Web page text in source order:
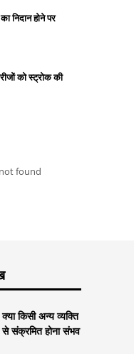
निदान होने पर
को स्ट्रोक की
found
किसी अन्य व्यक्ति
संक्रमित होना संभव